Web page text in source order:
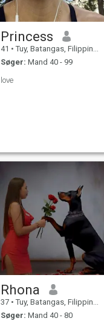
Princess
41 • Tuy, Batangas, Filippinerne
Søger: Mand 40 - 99
love
Rhona
37 • Tuy, Batangas, Filippinerne
Søger: Mand 40 - 80